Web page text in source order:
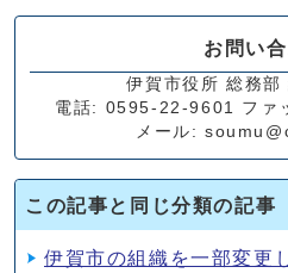
お問い
伊賀市役所 総務部
電話: 0595-22-9601 ファ
メール:
この記事と同じ分類の記事
伊賀市の組織を一部変更